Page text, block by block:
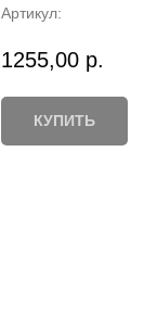
Артикул:
1255,00 р.
КУПИТЬ